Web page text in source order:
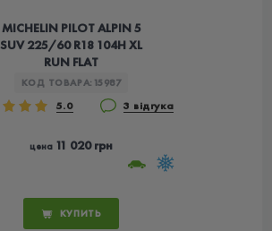
MICHELIN PILOT ALPIN 5
SUV 225/60 R18 104H XL
RUN FLAT
КОД ТОВАРА: 15987
5.0 3 відгука
цена 11 020 грн
КУПИТЬ